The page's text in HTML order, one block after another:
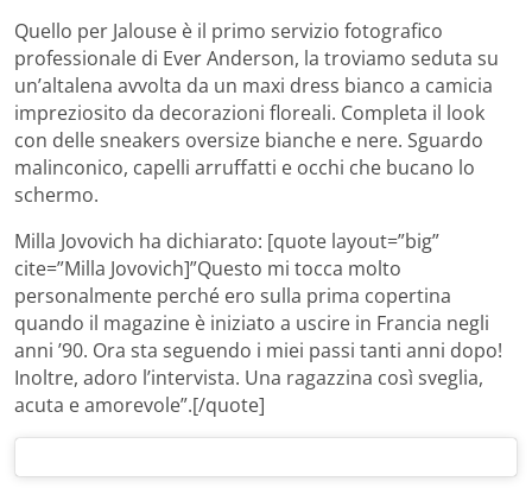
Quello per Jalouse è il primo servizio fotografico
professionale di Ever Anderson, la troviamo seduta su
un’altalena avvolta da un maxi dress bianco a camicia
impreziosito da decorazioni floreali. Completa il look
con delle sneakers oversize bianche e nere. Sguardo
malinconico, capelli arruffatti e occhi che bucano lo
schermo.
Milla Jovovich ha dichiarato: [quote layout=”big”
cite=”Milla Jovovich]”Questo mi tocca molto
personalmente perché ero sulla prima copertina
quando il magazine è iniziato a uscire in Francia negli
anni ’90. Ora sta seguendo i miei passi tanti anni dopo!
Inoltre, adoro l’intervista. Una ragazzina così sveglia,
acuta e amorevole”.[/quote]